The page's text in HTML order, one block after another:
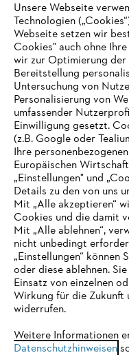
Unternehmen
Online Shop
Service
IHR
eine optimale Nutzung
einem der folgenden
Unsere Webseite
Technologien
Webseite setzen wir
Cookies" auch ohne
wir zur Optimierung
Bereitstellung
Untersuchung von
Personalisierung von
umfassender
Einwilligung gesetzt.
(z.B. Google oder
Ihre
Europäischen
„Einstellungen" und
Details zu den von uns
Mit „Alle akzeptieren“
Cookies und die damit
Mit „Alle ablehnen“,
nicht unbedingt
„Einstellungen“ können
oder diese ablehnen.
Einsatz von einzelnen
Wirkung für die Zukunft
widerrufen.
Weitere Informationen
Datenschutzhinweisen